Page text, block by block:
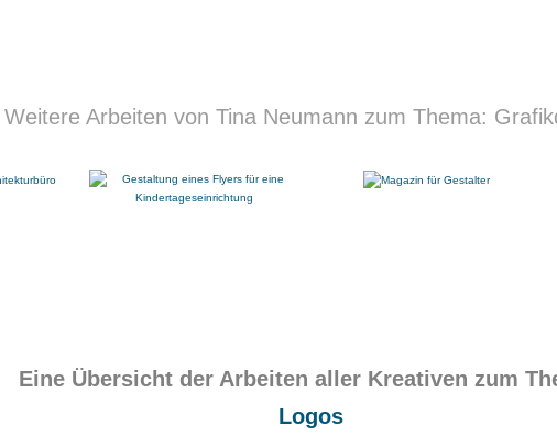
Weitere Arbeiten von Tina Neumann zum Thema:
Eine Übersicht der Arbeiten aller Kreativen zum
Logos